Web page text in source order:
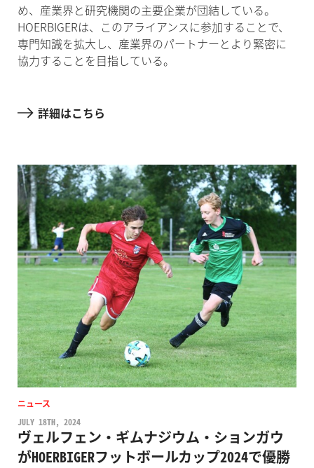
め、産業界と研究機関の主要企業が団結している。
HOERBIGERは、このアライアンスに参加することで、
専門知識を拡大し、産業界のパートナーとより緊密に
協力することを目指している。
詳細はこちら
ニュース
JULY 18TH, 2024
ヴェルフェン・ギムナジウム・ションガウ
がHOERBIGERフットボールカップ2024で優勝